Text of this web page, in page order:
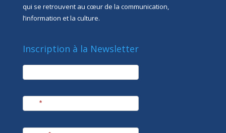
qui se retrouvent au cœur de la communication,
l’information et la culture.
Inscription à la Newsletter
newsletter
*